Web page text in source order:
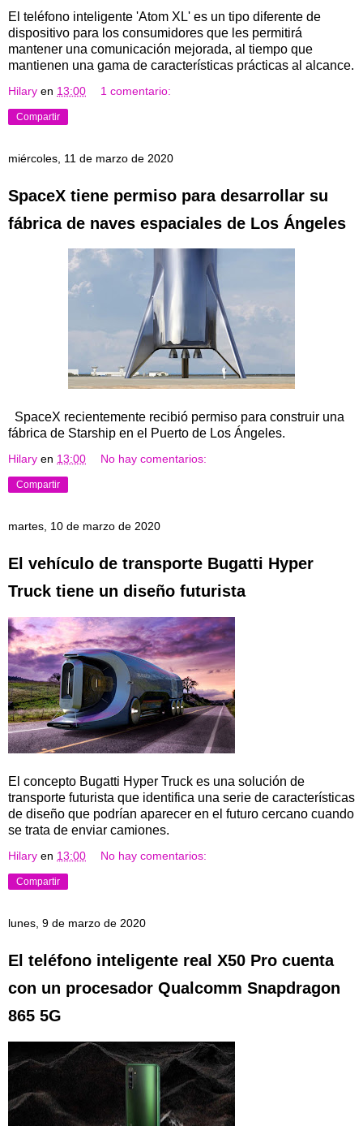
El teléfono inteligente 'Atom XL' es un tipo diferente de
dispositivo para los consumidores que les permitirá
mantener una comunicación mejorada, al tiempo que
mantienen una gama de características prácticas al alcance.
Hilary en 13:00 1 comentario:
Compartir
miércoles, 11 de marzo de 2020
SpaceX tiene permiso para desarrollar su
fábrica de naves espaciales de Los Ángeles
SpaceX recientemente recibió permiso para construir una
fábrica de Starship en el Puerto de Los Ángeles.
Hilary en 13:00 No hay comentarios:
Compartir
martes, 10 de marzo de 2020
El vehículo de transporte Bugatti Hyper
Truck tiene un diseño futurista
El concepto Bugatti Hyper Truck es una solución de
transporte futurista que identifica una serie de características
de diseño que podrían aparecer en el futuro cercano cuando
se trata de enviar camiones.
Hilary en 13:00 No hay comentarios:
Compartir
lunes, 9 de marzo de 2020
El teléfono inteligente real X50 Pro cuenta
con un procesador Qualcomm Snapdragon
865 5G